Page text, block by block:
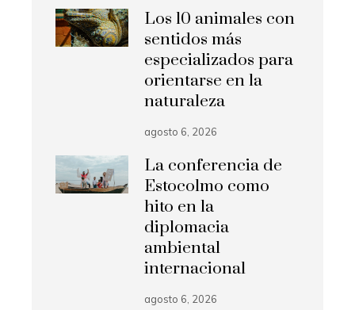
Los 10 animales con
sentidos más
especializados para
orientarse en la
naturaleza
agosto 6, 2026
La conferencia de
Estocolmo como
hito en la
diplomacia
ambiental
internacional
agosto 6, 2026